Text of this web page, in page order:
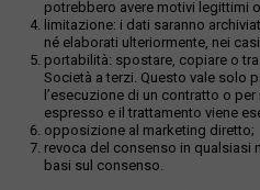
potrebbero avere motivi legittimi
limitazione: i dati saranno
né elaborati ulteriormente, nei
portabilità: spostare, copiare o
Società a terzi. Questo vale solo
l’esecuzione di un contratto o
espresso e il trattamento viene
opposizione al marketing diretto;
revoca del consenso in qualsiasi
basi sul consenso.